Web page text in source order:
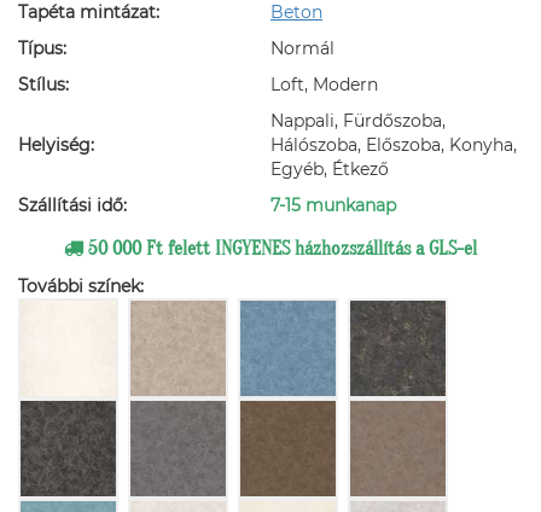
Tapéta mintázat:
Beton
Típus:
Normál
Stílus:
Loft, Modern
Helyiség:
Nappali, Fürdőszoba,
Hálószoba, Előszoba, Konyha,
Egyéb, Étkező
Szállítási idő:
7-15 munkanap
50 000 Ft felett INGYENES házhozszállítás a GLS-el
További színek: